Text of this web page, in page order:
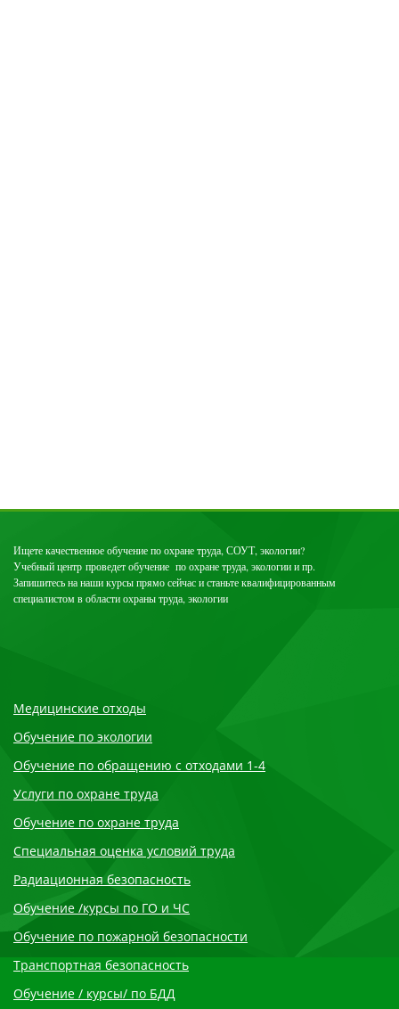
Ищете качественное обучение по охране труда, СОУТ, экологии?
Учебный центр проведет обучение по охране труда, экологии и пр.
Запишитесь на наши курсы прямо сейчас и станьте квалифицированным
специалистом в области охраны труда, экологии
Медицинские отходы
Обучение по экологии
Обучение по обращению с отходами 1-4
Услуги по охране труда
Обучение по охране труда
Специальная оценка условий труда
Радиационная безопасность
Обучение /курсы по ГО и ЧС
Обучение по пожарной безопасности
Транспортная безопасность
Обучение / курсы/ по БДД